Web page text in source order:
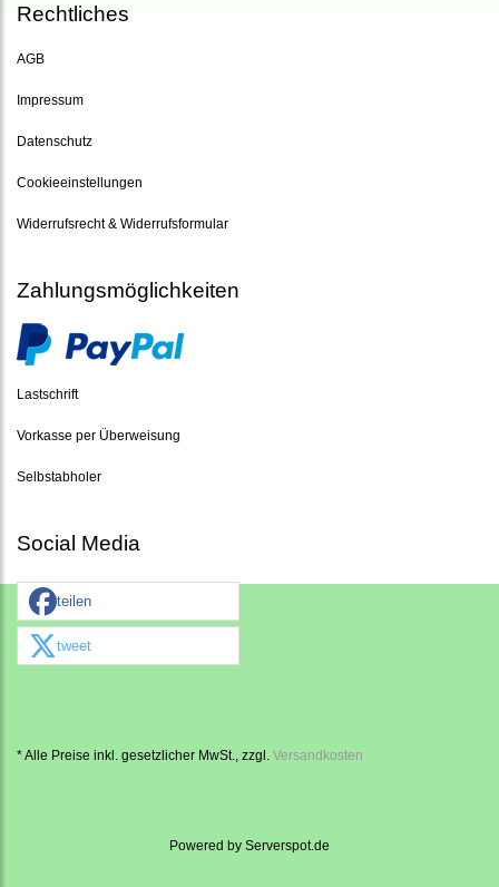
Rechtliches
AGB
Impressum
Datenschutz
Cookieeinstellungen
Widerrufsrecht & Widerrufsformular
Zahlungsmöglichkeiten
Lastschrift
Vorkasse per Überweisung
Selbstabholer
Social Media
teilen
tweet
* Alle Preise inkl. gesetzlicher MwSt., zzgl. Versandkosten
Powered by Serverspot.de